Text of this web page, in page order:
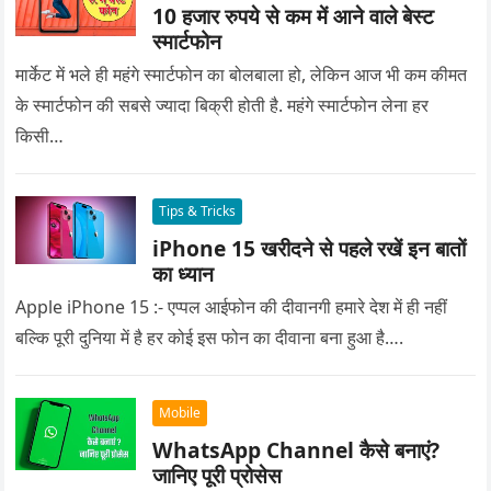
10 हजार रुपये से कम में आने वाले बेस्ट
स्मार्टफोन
मार्केट में भले ही महंगे स्मार्टफोन का बोलबाला हो, लेकिन आज भी कम कीमत
के स्मार्टफोन की सबसे ज्यादा बिक्री होती है. महंगे स्मार्टफोन लेना हर
किसी…
Tips & Tricks
iPhone 15 खरीदने से पहले रखें इन बातों
का ध्यान
Apple iPhone 15 :- एप्पल आईफोन की दीवानगी हमारे देश में ही नहीं
बल्कि पूरी दुनिया में है हर कोई इस फोन का दीवाना बना हुआ है….
Mobile
WhatsApp Channel कैसे बनाएं?
जानिए पूरी प्रोसेस